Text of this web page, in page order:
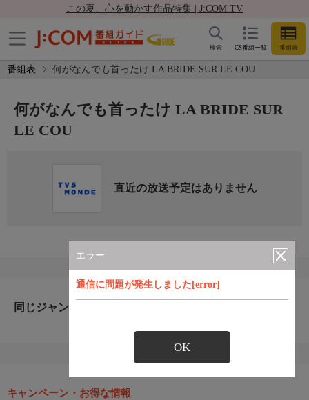
この夏、心を動かす作品特集 | J:COM TV
CS番組一覧 番組表
検索
番組表 何がなんでも首ったけ LA BRIDE SUR LE COU
エラー
通信に問題が発生しました[error]
OK
何がなんでも首ったけ LA BRIDE SUR
LE COU
直近の放送予定はありません
同じジャンルのおすすめ番組
キャンペーン・お得な情報